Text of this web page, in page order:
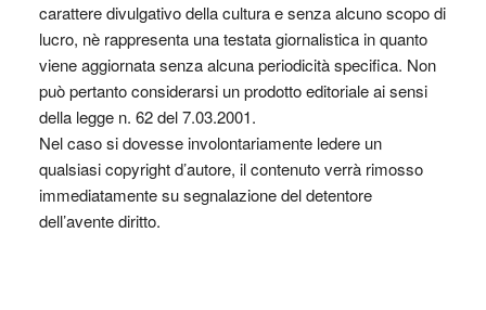
carattere divulgativo della cultura e senza alcuno scopo di
lucro, nè rappresenta una testata giornalistica in quanto
viene aggiornata senza alcuna periodicità specifica. Non
può pertanto considerarsi un prodotto editoriale ai sensi
della legge n. 62 del 7.03.2001.
Nel caso si dovesse involontariamente ledere un
qualsiasi copyright d’autore, il contenuto verrà rimosso
immediatamente su segnalazione del detentore
dell’avente diritto.